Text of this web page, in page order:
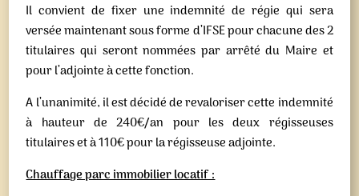
Il convient de fixer une indemnité de régie qui sera
versée maintenant sous forme d’IFSE pour chacune des 2
titulaires qui seront nommées par arrêté du Maire et
pour l’adjointe à cette fonction.
A l’unanimité, il est décidé de revaloriser cette indemnité
à hauteur de 240€/an pour les deux régisseuses
titulaires et à 110€ pour la régisseuse adjointe.
Chauffage parc immobilier locatif :